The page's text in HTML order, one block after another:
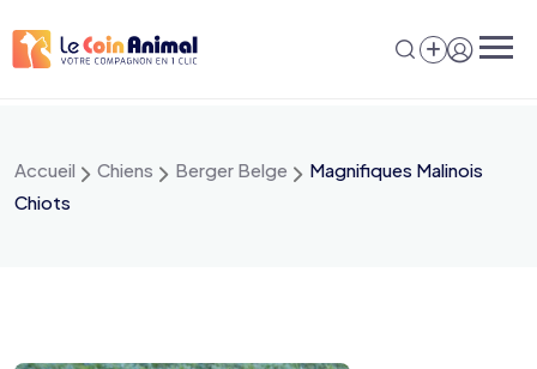
au
Accueil Chiens Berger Belge
Magnifiques Malinois
Chiots